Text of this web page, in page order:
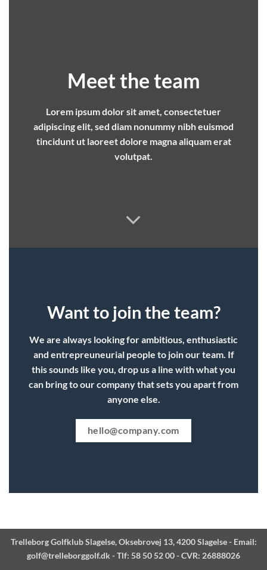
Meet the team
Lorem ipsum dolor sit amet, consectetuer
adipiscing elit, sed diam nonummy nibh euismod
tincidunt ut laoreet dolore magna aliquam erat
volutpat.
Want to join the team?
We are always looking for ambitious, enthusiastic
and entrepreuneurial people to join our team. If
this sounds like you, drop us a line with what you
can bring to our company that sets you apart from
anyone else.
hello@company.com
Trelleborg Golfklub Slagelse, Oksebrovej 13, 4200 Slagelse - Email:
golf@trelleborggolf.dk - Tlf: 58 50 52 00 - CVR: 26888026